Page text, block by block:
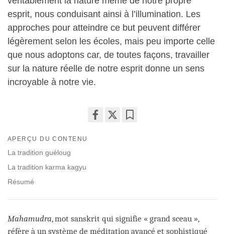
esprit, nous conduisant ainsi à l’illumination. Les
approches pour atteindre ce but peuvent différer
légèrement selon les écoles, mais peu importe celle
que nous adoptons car, de toutes façons, travailler
sur la nature réelle de notre esprit donne un sens
incroyable à notre vie.
APERÇU DU CONTENU
La tradition guéloug
La tradition karma kagyu
Résumé
Mahamudra, mot sanskrit qui signifie « grand sceau »,
réfère à un système de méditation avancé et sophistiqué